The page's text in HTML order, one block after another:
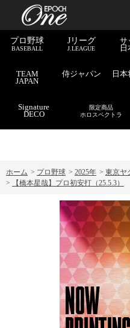
プロ野球
BASEBALL
Jリーグ
J.LEAGUE
サ
TEAM
JAPAN
侍ジャパン 日
Signature
DECO
限定商品
ホロスペクトラ
ホーム > プロ野球 > 2025年 > 東京ヤ
>
【橋本星哉】プロ初安打（25.5.3）